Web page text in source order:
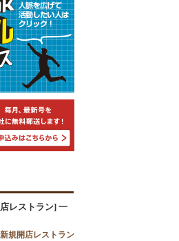
レストラン] 一
新規開店レストラン